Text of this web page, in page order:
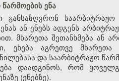
ენა
განსაზღვრონ
ან ენებს ადგენს
მხარეთა შეთანხმება ან
ეხება აგრეთვე
და საარბიტრაჟო
დაადგინოს, რომ
(ენებზე).